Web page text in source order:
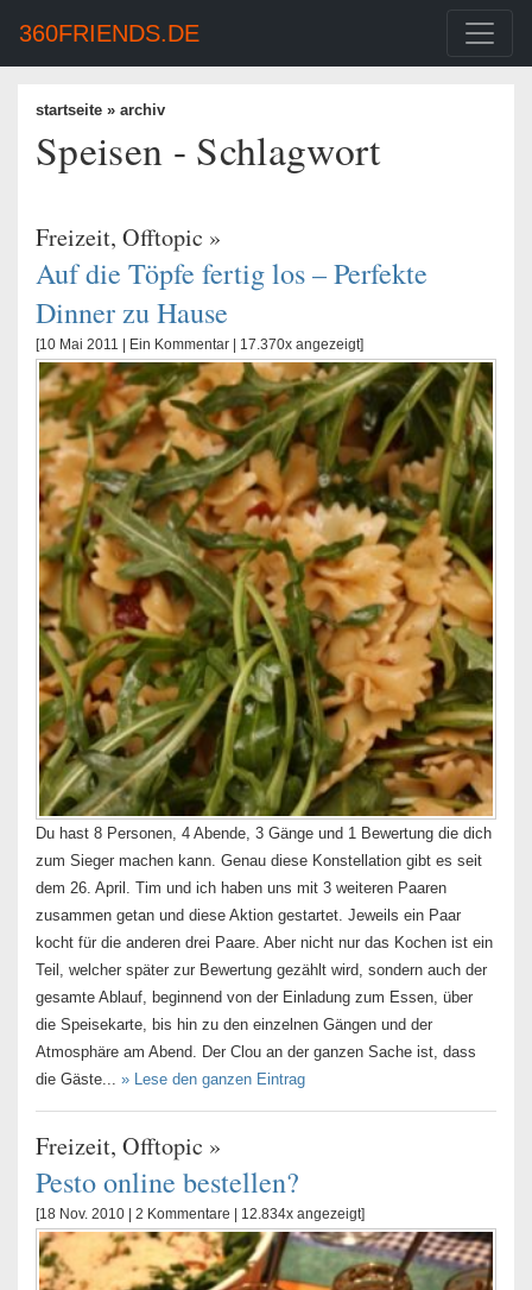
360FRIENDS.DE
startseite » archiv
Speisen - Schlagwort
Freizeit, Offtopic »
Auf die Töpfe fertig los – Perfekte
Dinner zu Hause
[10 Mai 2011 | Ein Kommentar | 17.370x angezeigt]
Du hast 8 Personen, 4 Abende, 3 Gänge und 1 Bewertung die dich
zum Sieger machen kann. Genau diese Konstellation gibt es seit
dem 26. April. Tim und ich haben uns mit 3 weiteren Paaren
zusammen getan und diese Aktion gestartet. Jeweils ein Paar
kocht für die anderen drei Paare. Aber nicht nur das Kochen ist ein
Teil, welcher später zur Bewertung gezählt wird, sondern auch der
gesamte Ablauf, beginnend von der Einladung zum Essen, über
die Speisekarte, bis hin zu den einzelnen Gängen und der
Atmosphäre am Abend. Der Clou an der ganzen Sache ist, dass
die Gäste... » Lese den ganzen Eintrag
Freizeit, Offtopic »
Pesto online bestellen?
[18 Nov. 2010 | 2 Kommentare | 12.834x angezeigt]